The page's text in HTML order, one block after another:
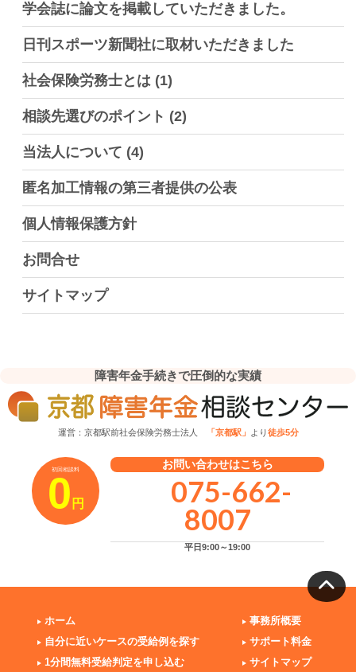
学会誌に論文を掲載していただきました。
日刊スポーツ新聞社に取材いただきました
社会保険労務士とは (1)
相談先選びのポイント (2)
当法人について (4)
匿名加工情報の第三者提供の公表
個人情報保護方針
お問合せ
サイトマップ
障害年金手続きで圧倒的な実績
運営：京都駅前社会保険労務士法人 「京都駅」 より徒歩5分
初回相談料
0 円
お問い合わせはこちら
075-662-
8007
平日9:00～19:00
ホーム
自分に近いケースの受給例を探す
1分間無料受給判定を申し込む
事務所概要
サポート料金
サイトマップ